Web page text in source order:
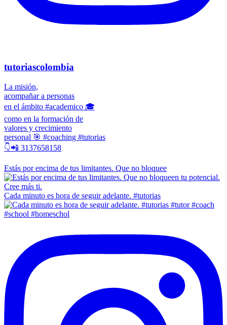
tutoriascolombia
La misión,
acompañar a personas
en el ámbito #academico 🎓
como en la formación de
valores y crecimiento
personal 🎯 #coaching #tutorias
👇📲 3137658158
Estás por encima de tus limitantes. Que no bloquee
Cada minuto es hora de seguir adelante. #tutorias